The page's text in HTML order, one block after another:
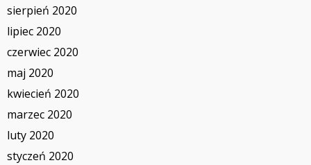
sierpień 2020
lipiec 2020
czerwiec 2020
maj 2020
kwiecień 2020
marzec 2020
luty 2020
styczeń 2020